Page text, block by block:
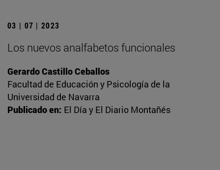
03 | 07 | 2023
Los nuevos analfabetos funcionales
Gerardo Castillo Ceballos
Facultad de Educación y Psicología de la
Universidad de Navarra
Publicado en: El Día y El Diario Montañés